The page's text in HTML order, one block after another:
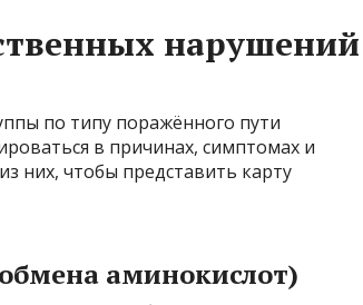
нарушений
по типу поражённого пути
в причинах, симптомах и
них, чтобы представить карту
аминокислот)